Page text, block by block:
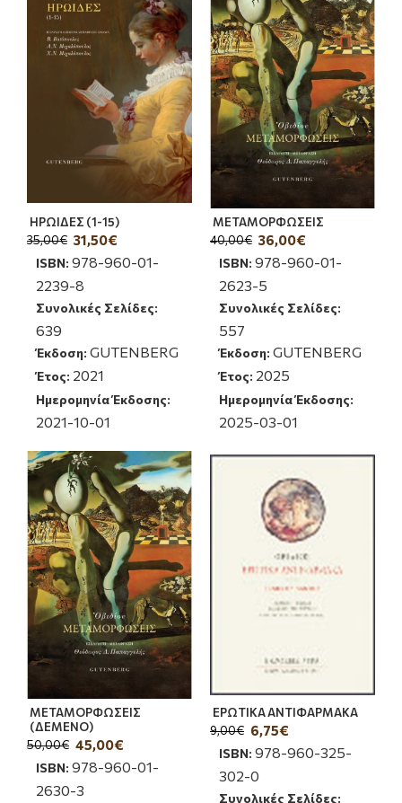
ΗΡΩΙΔΕΣ (1-15)
31,50€
35,00€
ISBN: 978-960-01-
2239-8
Συνολικές Σελίδες:
639
Έκδοση: GUTENBERG
Έτος: 2021
Ημερομηνία Έκδοσης:
2021-10-01
ΜΕΤΑΜΟΡΦΩΣΕΙΣ
36,00€
40,00€
ISBN: 978-960-01-
2623-5
Συνολικές Σελίδες:
557
Έκδοση: GUTENBERG
Έτος: 2025
Ημερομηνία Έκδοσης:
2025-03-01
ΜΕΤΑΜΟΡΦΩΣΕΙΣ
(ΔΕΜΕΝΟ)
45,00€
50,00€
ISBN: 978-960-01-
2630-3
ΕΡΩΤΙΚΑ ΑΝΤΙΦΑΡΜΑΚΑ
6,75€
9,00€
ISBN: 978-960-325-
302-0
Συνολικές Σελίδες: